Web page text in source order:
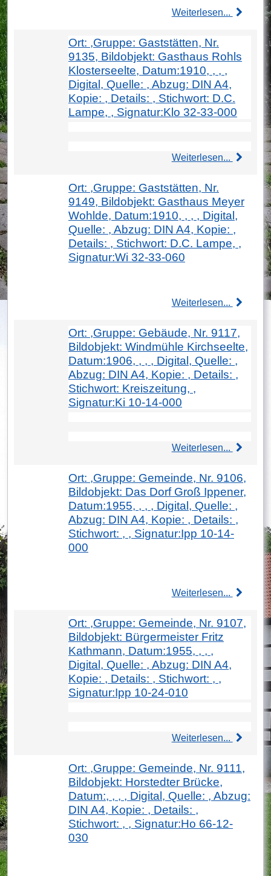
Weiterlesen...
Ort: ,Gruppe: Gaststätten, Nr.
9135, Bildobjekt: Gasthaus Rohls
Klosterseelte, Datum:1910, , , ,
Digital, Quelle: , Abzug: DIN A4,
Kopie: , Details: , Stichwort: D.C.
Lampe, , Signatur:Klo 32-33-000
Weiterlesen...
Ort: ,Gruppe: Gaststätten, Nr.
9149, Bildobjekt: Gasthaus Meyer
Wohlde, Datum:1910, , , , Digital,
Quelle: , Abzug: DIN A4, Kopie: ,
Details: , Stichwort: D.C. Lampe, ,
Signatur:Wi 32-33-060
Weiterlesen...
Ort: ,Gruppe: Gebäude, Nr. 9117,
Bildobjekt: Windmühle Kirchseelte,
Datum:1906, , , , Digital, Quelle: ,
Abzug: DIN A4, Kopie: , Details: ,
Stichwort: Kreiszeitung, ,
Signatur:Ki 10-14-000
Weiterlesen...
Ort: ,Gruppe: Gemeinde, Nr. 9106,
Bildobjekt: Das Dorf Groß Ippener,
Datum:1955, , , , Digital, Quelle: ,
Abzug: DIN A4, Kopie: , Details: ,
Stichwort: , , Signatur:Ipp 10-14-
000
Weiterlesen...
Ort: ,Gruppe: Gemeinde, Nr. 9107,
Bildobjekt: Bürgermeister Fritz
Kathmann, Datum:1955, , , ,
Digital, Quelle: , Abzug: DIN A4,
Kopie: , Details: , Stichwort: , ,
Signatur:Ipp 10-24-010
Weiterlesen...
Ort: ,Gruppe: Gemeinde, Nr. 9111,
Bildobjekt: Horstedter Brücke,
Datum:, , , , Digital, Quelle: , Abzug:
DIN A4, Kopie: , Details: ,
Stichwort: , , Signatur:Ho 66-12-
030